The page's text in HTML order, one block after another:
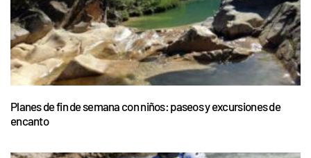
Planes de fin de semana con niños: paseos y excursiones de
encanto